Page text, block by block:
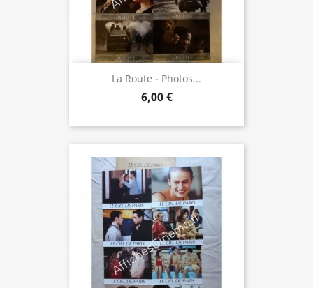
La Route - Photos...
6,00 €